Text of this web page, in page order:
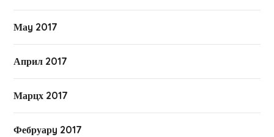
Маy 2017
Април 2017
Марцх 2017
Фебруарy 2017